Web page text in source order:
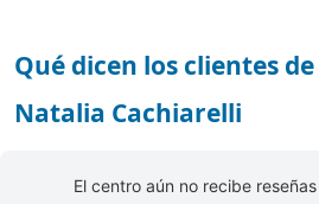
Qué dicen los clientes
Natalia Cachiarelli
El centro aún no recibe